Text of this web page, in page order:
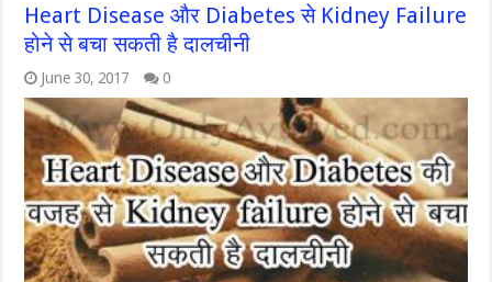
Heart Disease और Diabetes से Kidney Failure
होने से बचा सकती है दालचीनी
June 30, 2017 0